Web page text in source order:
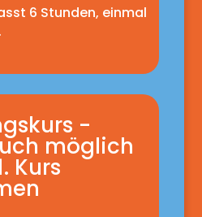
6 Stunden, einmal
-
möglich
Kurs